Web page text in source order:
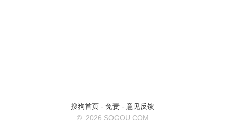
搜狗首页 - 免责 - 意见反馈
© 2026 SOGOU.COM